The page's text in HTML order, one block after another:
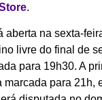
.
aberta na sexta-
livre do final de
para 19h30. A
marcada para 21h,